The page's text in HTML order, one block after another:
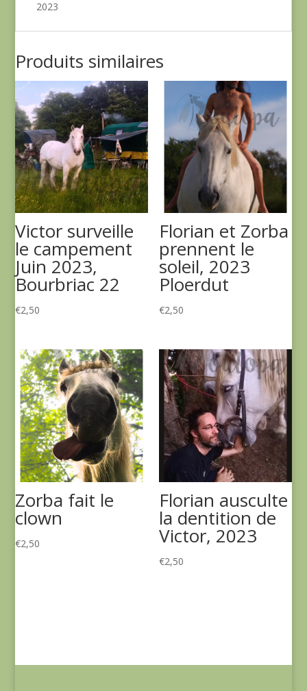
2023
Produits similaires
Victor surveille
le campement
Juin 2023,
Bourbriac 22
€2,50
Florian et Zorba
prennent le
soleil, 2023
Ploerdut
€2,50
Zorba fait le
clown
€2,50
Florian ausculte
la dentition de
Victor, 2023
€2,50